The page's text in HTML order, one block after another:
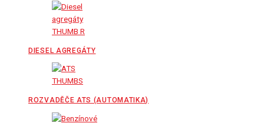
DIESEL AGREGÁTY
ROZVADĚČE ATS (AUTOMATIKA)